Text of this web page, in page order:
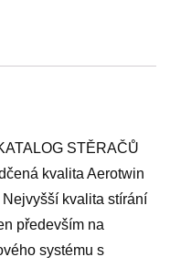
STĚRAČŮ
kvalita Aerotwin
kvalita stírání
především na
systému s